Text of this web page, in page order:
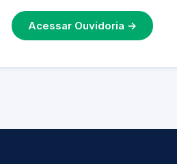
Acessar Ouvidoria →